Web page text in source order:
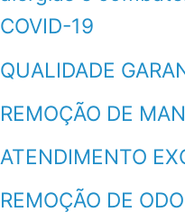
COVID-19
QUALIDADE
REMOÇÃO DE
ATENDIMENTO
REMOÇÃO DE